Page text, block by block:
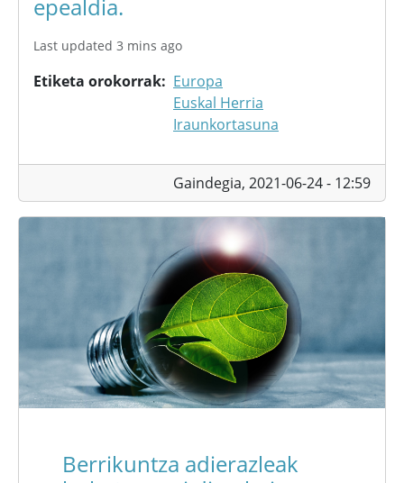
epealdia.
Last updated 3 mins ago
Etiketa orokorrak
Europa
Euskal Herria
Iraunkortasuna
Gaindegia, 2021-06-24 - 12:59
Berrikuntza adierazleak